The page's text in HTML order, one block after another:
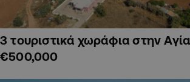
3 τουριστικά χωράφια στην
€500,000